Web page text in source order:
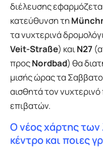
διέλευσης
κατεύθυνση τη
τα νυχτερινά
Veit-Straße) καιN27
προςNordbad) θα
μισής ώρας τα
αισθητά τον
επιβατών.
Ο νέος χάρτης
κέντρο και ποιες